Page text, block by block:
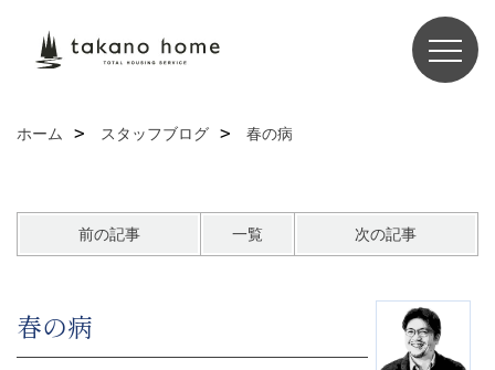
ホーム スタッフブログ 春の病
前の記事 一覧 次の記事
春の病